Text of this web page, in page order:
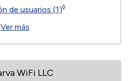
de usuarios (1)◊
Ver más
WiFi LLC